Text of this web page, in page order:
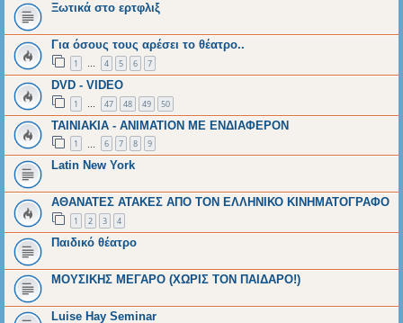
Ξωτικά στο ερτφλιξ
Για όσους τους αρέσει το θέατρο..
1 … 4 5 6 7
DVD - VIDEO
1 … 47 48 49 50
ΤΑΙΝΙΑΚΙΑ - ANIMATION ΜΕ ΕΝΔΙΑΦΕΡΟΝ
1 6 7 8 9
Latin New York
ΑΘΑΝΑΤΕΣ ΑΤΑΚΕΣ ΑΠΟ ΤΟΝ ΕΛΛΗΝΙΚΟ ΚΙΝΗΜΑΤΟΓΡΑΦΟ
1 2 3 4
Παιδικό θέατρο
ΜΟΥΣΙΚΗΣ ΜΕΓΑΡΟ (ΧΩΡΙΣ ΤΟΝ ΠΑΙΔΑΡΟ!)
Luise Hay Seminar